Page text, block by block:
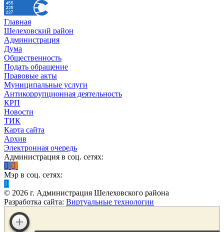
Главная
Шелеховский район
Администрация
Дума
Общественность
Подать обращение
Правовые акты
Муниципальные услуги
Антикоррупционная деятельность
КРП
Новости
ТИК
Карта сайта
Архив
Электронная очередь
Администрация в соц. сетях:
Мэр в соц. сетях:
© 2026 г. Администрация Шелеховского района
Разработка сайта: Виртуальные технологии